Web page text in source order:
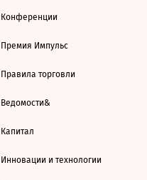
Конференции
Премия Импульс
Правила торговли
Ведомости&
Капитал
Инновации и технологии